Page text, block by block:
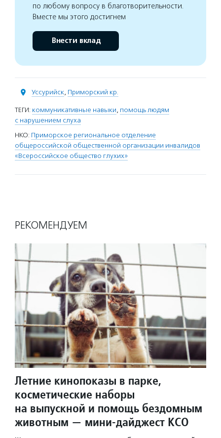
по любому вопросу в благотворительности.
Вместе мы этого достигнем
Внести вклад
Уссурийск, Приморский кр.
ТЕГИ: коммуникативные навыки, помощь людям
с нарушением слуха
НКО: Приморское региональное отделение
общероссийской общественной организации инвалидов
«Всероссийское общество глухих»
РЕКОМЕНДУЕМ
Летние кинопоказы в парке,
косметические наборы
на выпускной и помощь бездомным
животным — мини-дайджест КСО